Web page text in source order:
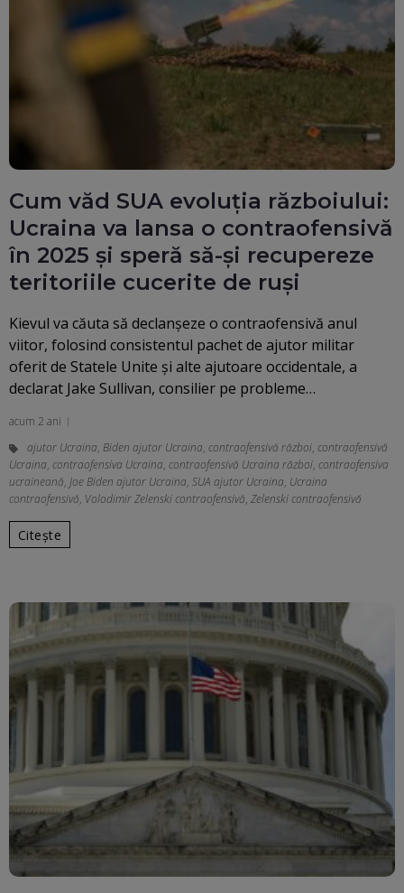
Cum văd SUA evoluția războiului:
Ucraina va lansa o contraofensivă
în 2025 și speră să-și recupereze
teritoriile cucerite de ruși
Kievul va căuta să declanșeze o contraofensivă anul
viitor, folosind consistentul pachet de ajutor militar
oferit de Statele Unite și alte ajutoare occidentale, a
declarat Jake Sullivan, consilier pe probleme…
acum 2 ani
ajutor Ucraina, Biden ajutor Ucraina, contraofensivă război, contraofensivă
Ucraina, contraofensiva Ucraina, contraofensivă Ucraina război, contraofensiva
ucraineană, Joe Biden ajutor Ucraina, SUA ajutor Ucraina, Ucraina
contraofensivă, Volodimir Zelenski contraofensivă, Zelenski contraofensivă
Citește